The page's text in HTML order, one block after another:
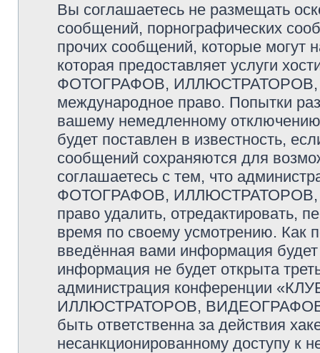
Вы соглашаетесь не размещать
сообщений, порнографических
прочих сообщений, которые могут
которая предоставляет услуги
ФОТОГРАФОВ,
международное право. Попытки
вашему немедленному
будет поставлен в известность,
сообщений сохраняются для
соглашаетесь с тем, что
ФОТОГРАФОВ,
право удалить, отредактировать,
время по своему усмотрению. Как
введённая вами информация
информация не будет открыта
администрация конференции
ИЛЛЮСТРАТОРОВ, ВИДЕОГРАФОВ
быть ответственна за действия
несанкционированному доступу к